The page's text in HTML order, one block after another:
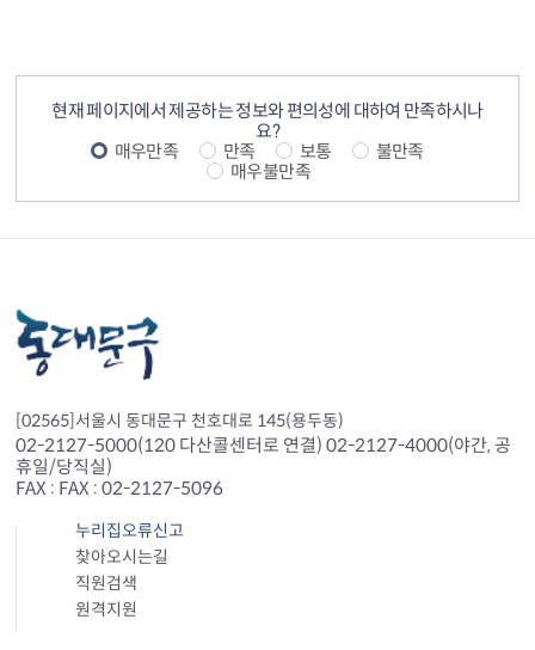
현재 페이지에서 제공하는 정보와 편의성에 대하여 만족하시나
요?
매우만족
만족 보통
불만족
매우불만족
[02565]서울시 동대문구 천호대로 145(용두동)
02-2127-5000(120 다산콜센터로 연결) 02-2127-4000(야간, 공
휴일/당직실)
FAX : FAX : 02-2127-5096
누리집오류신고
찾아오시는길
직원검색
원격지원